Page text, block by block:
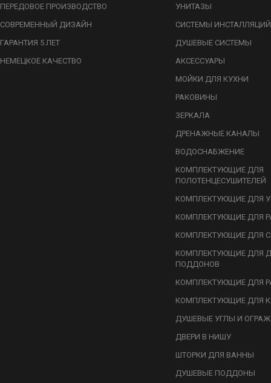
ПЕРЕДОВОЕ ПРОИЗВОДСТВО
СОВРЕМЕННЫЙ ДИЗАЙН
ГАРАНТИЯ 5 ЛЕТ
НЕМЕЦКОЕ КАЧЕСТВО
УНИТАЗЫ
СИСТЕМЫ ИНСТАЛЛЯЦИЙ
ДУШЕВЫЕ СИСТЕМЫ
АКСЕССУАРЫ
МОЙКИ ДЛЯ КУХНИ
РАКОВИНЫ
ЗЕРКАЛА
ДРЕНАЖНЫЕ КАНАЛЫ
ВОДОСНАБЖЕНИЕ
КОМПЛЕКТУЮЩИЕ ДЛЯ
ПОЛОТЕНЦЕСУШИТЕЛЕЙ
КОМПЛЕКТУЮЩИЕ ДЛЯ
КОМПЛЕКТУЮЩИЕ ДЛЯ
КОМПЛЕКТУЮЩИЕ ДЛЯ
КОМПЛЕКТУЮЩИЕ ДЛЯ
ПОДДОНОВ
КОМПЛЕКТУЮЩИЕ ДЛЯ
КОМПЛЕКТУЮЩИЕ ДЛЯ
ДУШЕВЫЕ УГЛЫ И
ДВЕРИ В НИШУ
ШТОРКИ ДЛЯ ВАННЫ
ДУШЕВЫЕ ПОДДОНЫ